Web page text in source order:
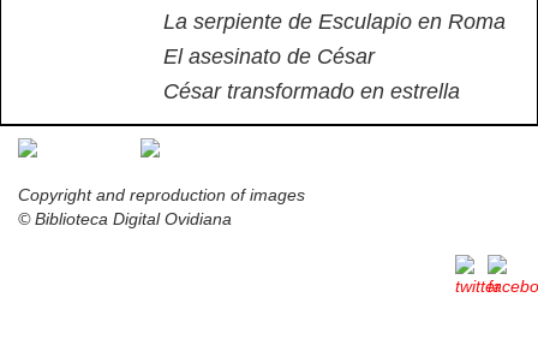
La serpiente de Esculapio en Roma
El asesinato de César
César transformado en estrella
Copyright and reproduction of images
© Biblioteca Digital Ovidiana